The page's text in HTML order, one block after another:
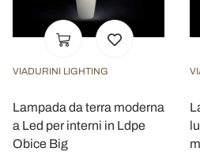
VIADURINI LIGHTING
Lampada da terra moderna
a Led per interni in Ldpe
Obice Big